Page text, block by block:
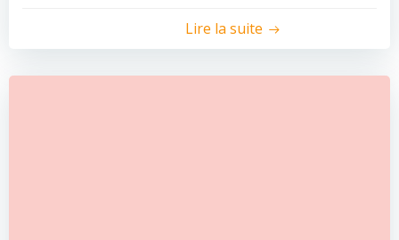
Lire la suite